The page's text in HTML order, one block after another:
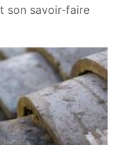
son savoir-faire